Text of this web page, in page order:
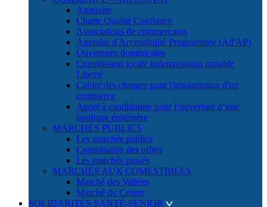
Annuaire
Charte Qualité Confiance
Associations de commerçants
Agendas d'Accessibilité Programmée (Ad'AP)
Ouvertures dominicales
Commission locale indemnisation amiable
Liberté
Cahier des charges pour l'implantation d'un
commerce
Appel à candidature pour l’ouverture d’une
boutique éphémère
MARCHÉS PUBLICS
Les marchés publics
Consultation des offres
Les marchés passés
MARCHÉS AUX COMESTIBLES
Marché des Vallées
Marché du Centre
SOLIDARITÉS SANTÉ-SENIOR